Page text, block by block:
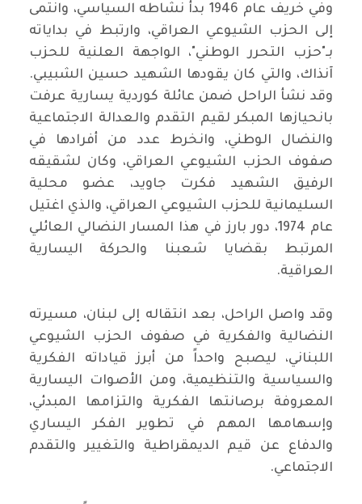
وفي خريف عام 1946 بدأ نشاطه السياسي، وانتمى
إلى الحزب الشيوعي العراقي، وارتبط في بداياته
بـ"حزب التحرر الوطني"، الواجهة العلنية للحزب
آنذاك، والتي كان يقودها الشهيد حسين الشبيبي.
وقد نشأ الراحل ضمن عائلة كوردية يسارية عرفت
بانحيازها المبكر لقيم التقدم والعدالة الاجتماعية
والنضال الوطني، وانخرط عدد من أفرادها في
صفوف الحزب الشيوعي العراقي، وكان لشقيقه
الرفيق الشهيد فكرت جاويد، عضو محلية
السليمانية للحزب الشيوعي العراقي، والذي اغتيل
عام 1974، دور بارز في هذا المسار النضالي العائلي
المرتبط بقضايا شعبنا والحركة اليسارية
العراقية.
وقد واصل الراحل، بعد انتقاله إلى لبنان، مسيرته
النضالية والفكرية في صفوف الحزب الشيوعي
اللبناني، ليصبح واحداً من أبرز قياداته الفكرية
والسياسية والتنظيمية، ومن الأصوات اليسارية
المعروفة برصانتها الفكرية والتزامها المبدئي،
وإسهامها المهم في تطوير الفكر اليساري
والدفاع عن قيم الديمقراطية والتغيير والتقدم
الاجتماعي.